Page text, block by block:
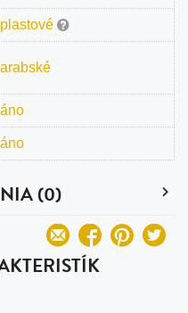
plastové
arabské
áno
áno
(0)